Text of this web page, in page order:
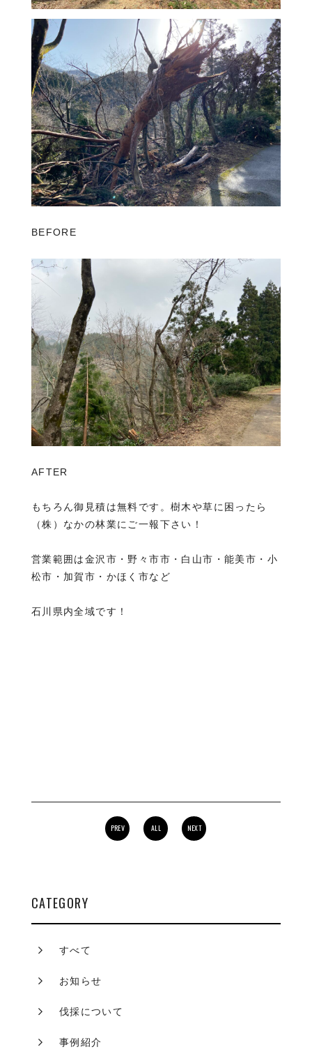
BEFORE
AFTER
もちろん御見積は無料です。樹木や草に困ったら
（株）なかの林業にご一報下さい！
営業範囲は金沢市・野々市市・白山市・能美市・小
松市・加賀市・かほく市など
石川県内全域です！
PREV ALL NEXT
CATEGORY
すべて
お知らせ
伐採について
事例紹介